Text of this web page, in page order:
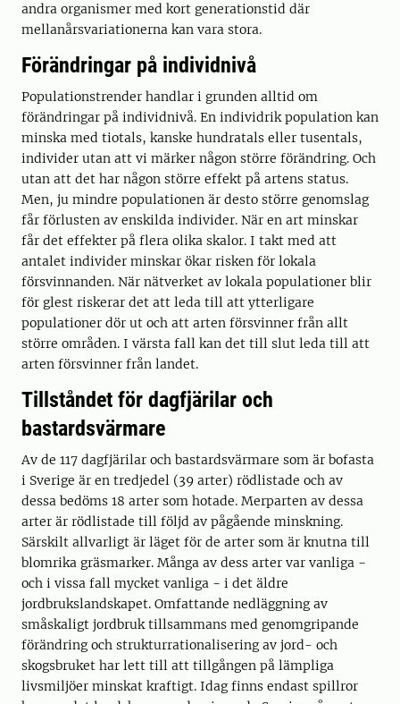
andra organismer med kort generationstid där
mellanårsvariationerna kan vara stora.
Förändringar på individnivå
Populationstrender handlar i grunden alltid om
förändringar på individnivå. En individrik population kan
minska med tiotals, kanske hundratals eller tusentals,
individer utan att vi märker någon större förändring. Och
utan att det har någon större effekt på artens status.
Men, ju mindre populationen är desto större genomslag
får förlusten av enskilda individer. När en art minskar
får det effekter på flera olika skalor. I takt med att
antalet individer minskar ökar risken för lokala
försvinnanden. När nätverket av lokala populationer blir
för glest riskerar det att leda till att ytterligare
populationer dör ut och att arten försvinner från allt
större områden. I värsta fall kan det till slut leda till att
arten försvinner från landet.
Tillståndet för dagfjärilar och
bastardsvärmare
Av de 117 dagfjärilar och bastardsvärmare som är bofasta
i Sverige är en tredjedel (39 arter) rödlistade och av
dessa bedöms 18 arter som hotade. Merparten av dessa
arter är rödlistade till följd av pågående minskning.
Särskilt allvarligt är läget för de arter som är knutna till
blomrika gräsmarker. Många av dess arter var vanliga −
och i vissa fall mycket vanliga − i det äldre
jordbrukslandskapet. Omfattande nedläggning av
småskaligt jordbruk tillsammans med genomgripande
förändring och strukturrationalisering av jord- och
skogsbruket har lett till att tillgången på lämpliga
livsmiljöer minskat kraftigt. Idag finns endast spillror